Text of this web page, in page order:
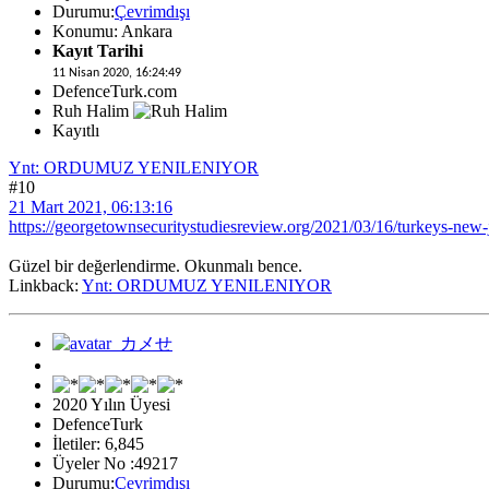
Durumu:Çevrimdışı
Konumu: Ankara
Kayıt Tarihi
11 Nisan 2020, 16:24:49
DefenceTurk.com
Ruh Halim
Kayıtlı
Ynt: ORDUMUZ YENILENIYOR
#10
21 Mart 2021, 06:13:16
https://georgetownsecuritystudiesreview.org/2021/03/16/turkeys-
Güzel bir değerlendirme. Okunmalı bence.
Linkback: Ynt: ORDUMUZ YENILENIYOR
2020 Yılın Üyesi
DefenceTurk
İletiler: 6,845
Üyeler No :49217
Durumu:Çevrimdışı